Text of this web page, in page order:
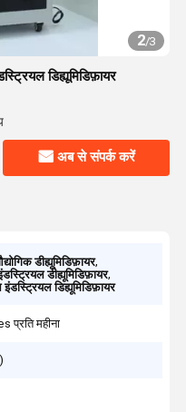
2/3
डिह्यूमिडिफ़ायर
अब से संपर्क करें
डीह्यूमिडिफ़ायर,
डीह्यूमिडिफ़ायर,
डिह्यूमिडिफ़ायर
महीना